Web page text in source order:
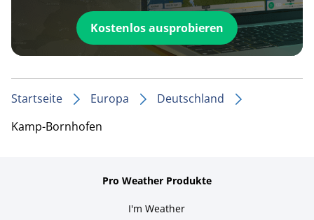
Kostenlos ausprobieren
Startseite Europa
Deutschland
Kamp-Bornhofen
Pro Weather Produkte
I'm Weather